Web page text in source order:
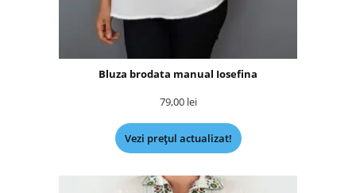
Bluza brodata manual Iosefina
79,00 lei
Vezi prețul actualizat!